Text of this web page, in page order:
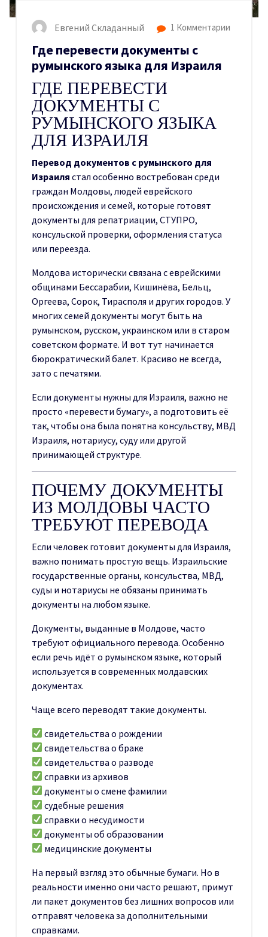
Евгений Складанный 1 Комментарии
Где перевести документы с
румынского языка для Израиля
ГДЕ ПЕРЕВЕСТИ
ДОКУМЕНТЫ С
РУМЫНСКОГО ЯЗЫКА
ДЛЯ ИЗРАИЛЯ
Перевод документов с румынского для
Израиля стал особенно востребован среди
граждан Молдовы, людей еврейского
происхождения и семей, которые готовят
документы для репатриации, СТУПРО,
консульской проверки, оформления статуса
или переезда.
Молдова исторически связана с еврейскими
общинами Бессарабии, Кишинёва, Бельц,
Оргеева, Сорок, Тирасполя и других городов. У
многих семей документы могут быть на
румынском, русском, украинском или в старом
советском формате. И вот тут начинается
бюрократический балет. Красиво не всегда,
зато с печатями.
Если документы нужны для Израиля, важно не
просто «перевести бумагу», а подготовить её
так, чтобы она была понятна консульству, МВД
Израиля, нотариусу, суду или другой
принимающей структуре.
ПОЧЕМУ ДОКУМЕНТЫ
ИЗ МОЛДОВЫ ЧАСТО
ТРЕБУЮТ ПЕРЕВОДА
Если человек готовит документы для Израиля,
важно понимать простую вещь. Израильские
государственные органы, консульства, МВД,
суды и нотариусы не обязаны принимать
документы на любом языке.
Документы, выданные в Молдове, часто
требуют официального перевода. Особенно
если речь идёт о румынском языке, который
используется в современных молдавских
документах.
Чаще всего переводят такие документы.
свидетельства о рождении
свидетельства о браке
свидетельства о разводе
справки из архивов
документы о смене фамилии
судебные решения
справки о несудимости
документы об образовании
медицинские документы
На первый взгляд это обычные бумаги. Но в
реальности именно они часто решают, примут
ли пакет документов без лишних вопросов или
отправят человека за дополнительными
справками.